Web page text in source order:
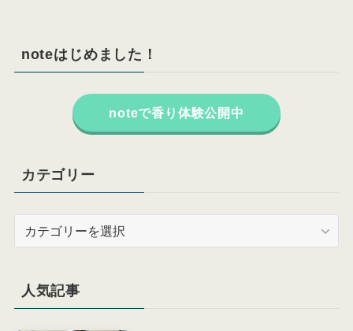
noteはじめました！
noteで香り体験公開中
カテゴリー
ー
人気記事